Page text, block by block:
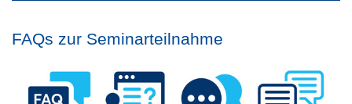
FAQs zur Seminarteilnahme